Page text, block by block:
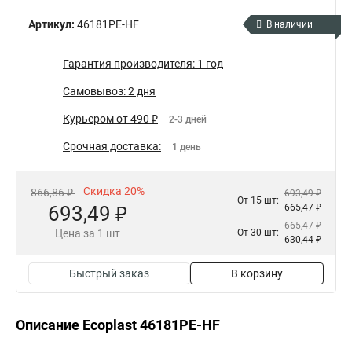
Артикул: 46181PE-HF В наличии
Гарантия производителя: 1 год
Самовывоз: 2 дня
Курьером от 490 ₽ 2-3 дней
Срочная доставка: 1 день
866,86 ₽ Скидка 20%
693,49 ₽
Цена за 1 шт
От 15 шт:
693,49 ₽
665,47 ₽
От 30 шт:
665,47 ₽
630,44 ₽
Быстрый заказ В корзину
Описание Ecoplast 46181PE-HF